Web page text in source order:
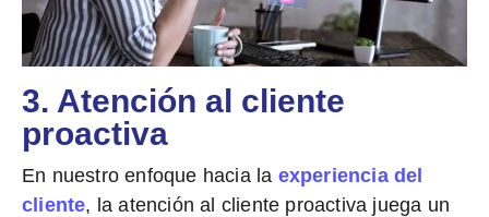
3. Atención al cliente
proactiva
En nuestro enfoque hacia la experiencia del
cliente, la atención al cliente proactiva juega un